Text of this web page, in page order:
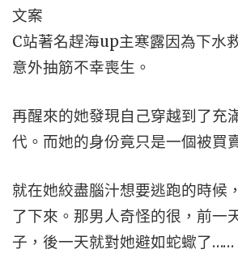
文案
C站著名趕海up主寒露因為下水
意外抽筋不幸喪生。
再醒來的她發現自己穿越到了充
代。而她的身份竟只是一個被買
就在她絞盡腦汁想要逃跑的時候
了下來。那男人奇怪的很，前一
子，後一天就對她避如蛇蠍了……